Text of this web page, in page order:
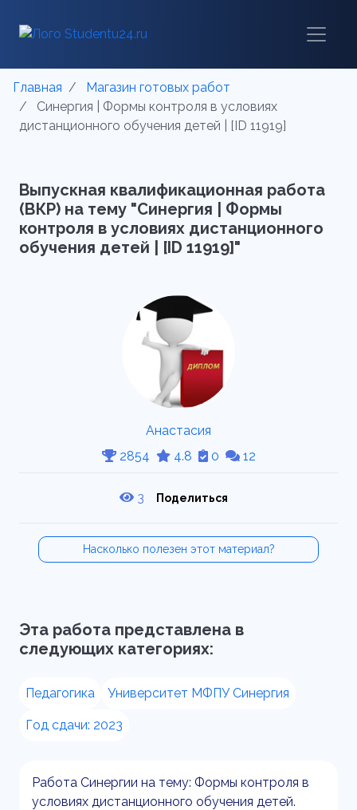
Главная
Магазин готовых работ
Синергия | Формы контроля в условиях
дистанционного обучения детей | [ID 11919]
Выпускная квалификационная работа
(ВКР) на тему "Синергия | Формы
контроля в условиях дистанционного
обучения детей | [ID 11919]"
Анастасия
2854
4.8 0 12
3 Поделиться
Насколько полезен этот материал?
Эта работа представлена в
следующих категориях:
Педагогика Университет МФПУ Синергия
Год сдачи: 2023
Работа Синергии на тему: Формы контроля в
условиях дистанционного обучения детей.